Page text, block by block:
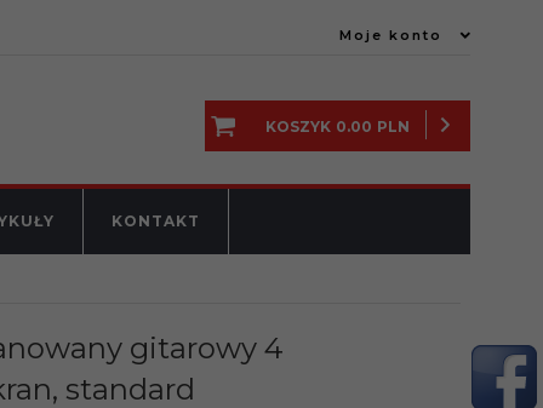
Moje konto
KOSZYK 0.00 PLN
KONTAKT
gitarowy 4
standard